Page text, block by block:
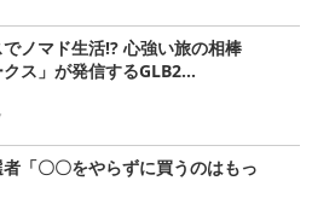
ノマド生活!? 心強い旅の相棒
クス」が発信するGLB2...
「〇〇をやらずに買うのはもっ